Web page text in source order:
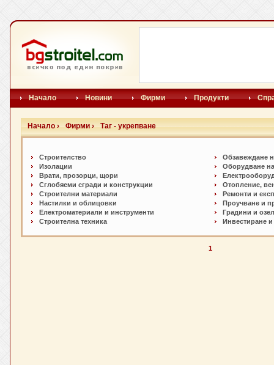
Начало Новини Фирми Продукти
Начало › Фирми › Таг - укрепване
Строителство
Изолации
Врати, прозорци, щори
Сглобяеми сгради и конструкции
Строителни материали
Настилки и oблицовки
Електроматериали и инструменти
Строителна техника
Обзавеждане
Оборудване
Отопление,
Ремонти и
Проучване и
Градини и
Инвестиране
1